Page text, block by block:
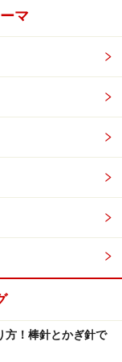
クケーブルで模
、端の列をすく
マ
方！棒針とかぎ針で